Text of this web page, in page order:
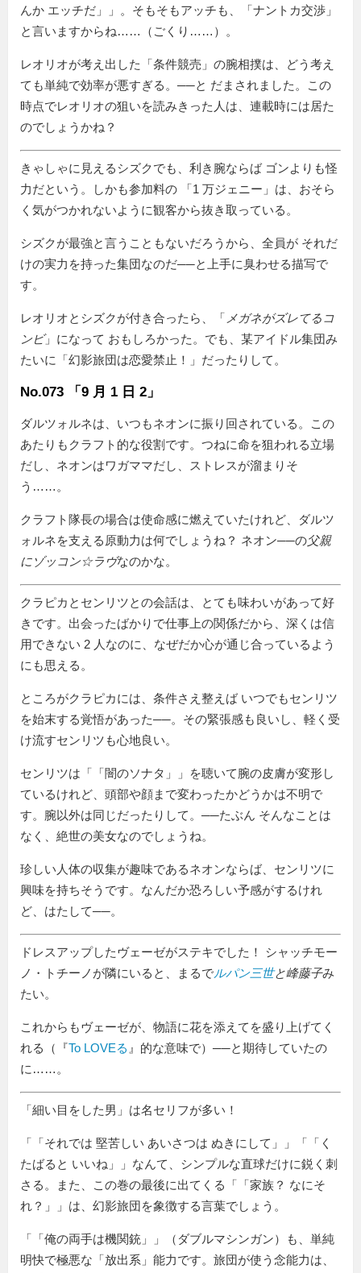
んか エッチだ
」。そもそもアッチも、「ナントカ交渉」
と言いますからね……（ごくり……）。
レオリオが考え出した 条件競売
の腕相撲は、どう考え
ても単純で効率が悪すぎる。──と だまされました。この
時点でレオリオの狙いを読みきった人は、連載時には居た
のでしょうかね？
きゃしゃに見えるシズクでも、利き腕ならば ゴンよりも怪
力だという。しかも参加料の
1 万ジェニー
は、おそら
く気がつかれないように観客から抜き取っている。
シズクが最強と言うこともないだろうから、全員が それだ
けの実力を持った集団なのだ──と上手に臭わせる描写で
す。
レオリオとシズクが付き合ったら、「 メガネがズレてるコ
ンビ」になって おもしろかった。でも、某アイドル集団み
たいに「幻影旅団は恋愛禁止！」だったりして。
No.073 「9 月 1 日 2」
ダルツォルネは、いつもネオンに振り回されている。この
あたりもクラフト的な役割です。つねに命を狙われる立場
だし、ネオンはワガママだし、ストレスが溜まりそ
う……。
クラフト隊長の場合は使命感に燃えていたけれど、ダルツ
ォルネを支える原動力は何でしょうね？ ネオン──の父親
にゾッコン☆ラヴなのかな。
クラピカとセンリツとの会話は、とても味わいがあって好
きです。出会ったばかりで仕事上の関係だから、深くは信
用できない 2 人なのに、なぜだか心が通じ合っているよう
にも思える。
ところがクラピカには、条件さえ整えば いつでもセンリツ
を始末する覚悟があった──。その緊張感も良いし、軽く受
け流すセンリツも心地良い。
センリツは「 闇のソナタ
」を聴いて腕の皮膚が変形し
ているけれど、頭部や顔まで変わったかどうかは不明で
す。腕以外は同じだったりして。──たぶん そんなことは
なく、絶世の美女なのでしょうね。
珍しい人体の収集が趣味であるネオンならば、センリツに
興味を持ちそうです。なんだか恐ろしい予感がするけれ
ど、はたして──。
ドレスアップしたヴェーゼがステキでした！ シャッチモー
ノ・トチーノが隣にいると、まるでルパン三世と峰藤子み
たい。
これからもヴェーゼが、物語に花を添えてを盛り上げてく
れる（『To LOVEる 』的な意味で）──と期待していたの
に……。
「細い目をした男」は名セリフが多い！
「 それでは 堅苦しい あいさつは ぬきにして 」「
く
たばると いいね
」なんて、シンプルな直球だけに鋭く刺
さる。また、この巻の最後に出てくる「
家族？ なにそ
れ？
」は、幻影旅団を象徴する言葉でしょう。
「 俺の両手は機関銃
」（ダブルマシンガン）も、単純
明快で極悪な「放出系」能力です。旅団が使う念能力は、